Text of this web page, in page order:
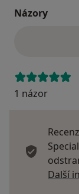
Názory
1 názor
Další